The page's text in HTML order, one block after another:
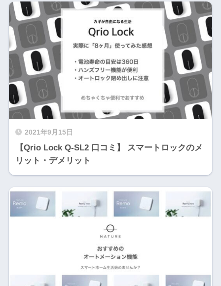
2021年9月15日
【Qrio Lock Q-SL2 口コミ】 スマートロックのメ
リット・デメリット